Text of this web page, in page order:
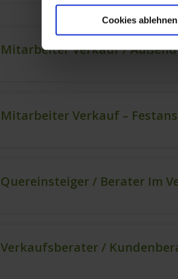
Cookies ablehnen
Mitarbeiter Verkauf /
Mitarbeiter Verkauf –
Quereinsteiger / Berater Im
Verkaufsberater /